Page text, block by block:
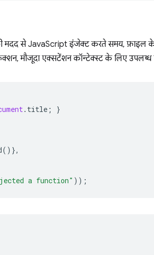
मदद से JavaScript इंजेक्ट करते समय, फ़ाइल
मौजूदा एक्सटेंशन कॉन्टेक्स्ट के लिए उपलब्ध
. title ; }
()},
a function" ));